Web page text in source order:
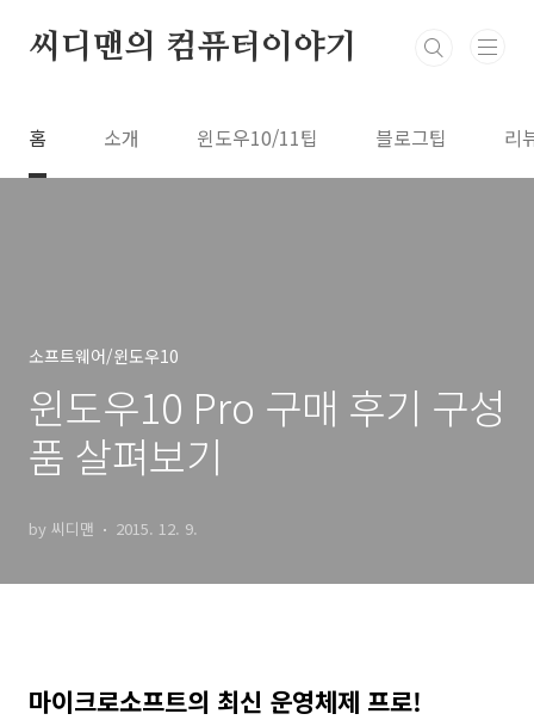
씨디맨의 컴퓨터이야기
홈 소개 윈도우10/11팁 블로그팁 리
소프트웨어/윈도우10
윈도우10 Pro 구매 후기 구성
품 살펴보기
by 씨디맨 2015. 12. 9.
마이크로소프트의 최신 운영체제 프로!